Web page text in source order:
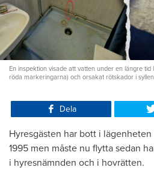
En inspektion visade att vatten under en längre
röda markeringarna) och orsakat rötskador i
Dela
Hyresgästen har bott i lägenheten
1995 men måste nu flytta sedan
i hyresnämnden och i hovrätten.